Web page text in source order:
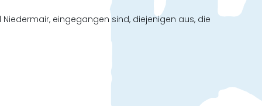
eingegangen sind, diejenigen aus, die